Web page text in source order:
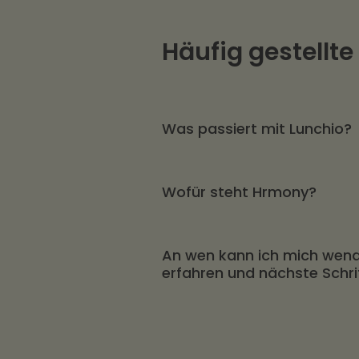
Häufig gestellte
Was passiert mit Lunchio?
Arbeitgeberzuschuss zur
Wofür steht Hrmony?
Lösungen bieten, um so
An wen kann ich mich
erfahren und nächste